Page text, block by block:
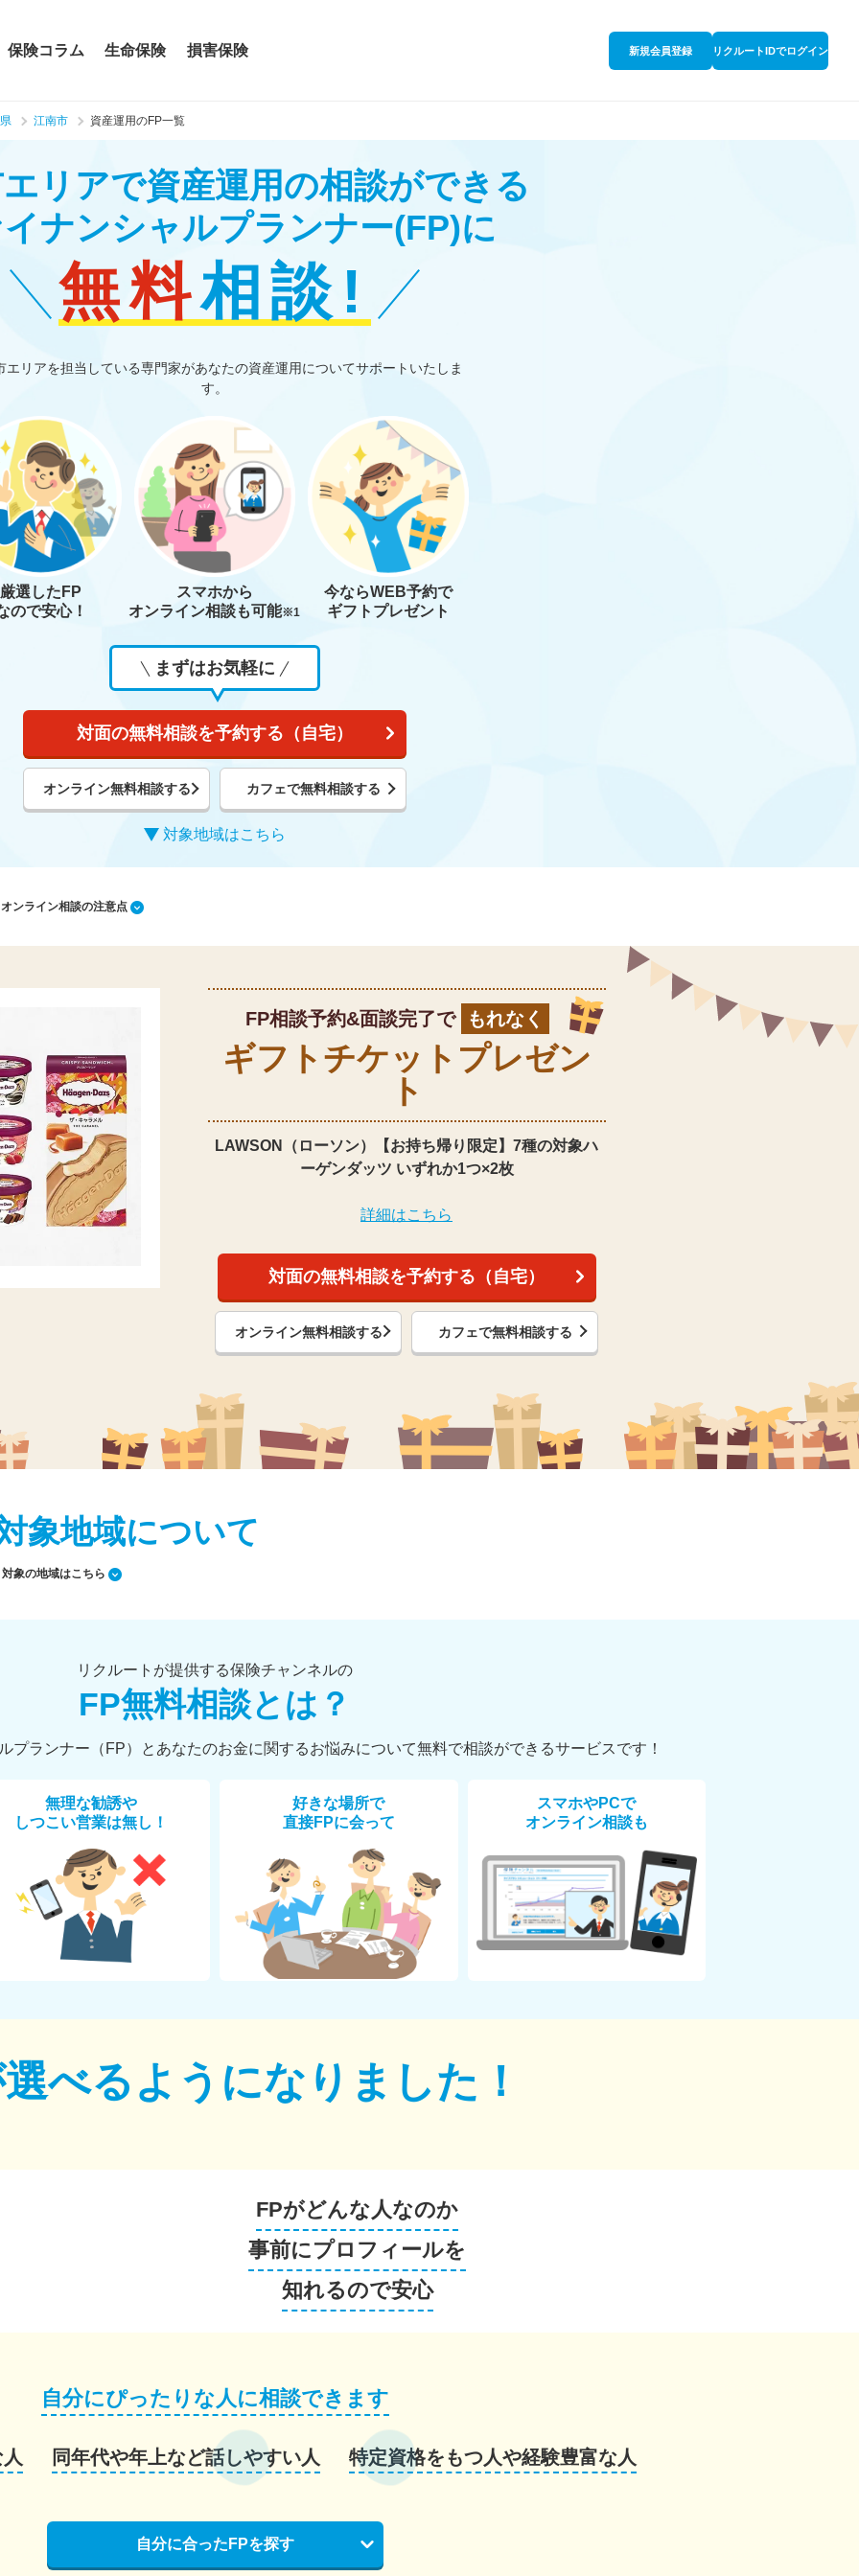
保険コラム 生命保険 損害保険 新規会員登録 リクルートIDでログイン
江南市 資産運用のFP一覧
リアで資産運用の相談ができる
ナンシャルプランナー(FP)に
無料相談!
エリアを担当している専門家があなたの資産運用についてサポートいたしま
す。
厳選したFP
ので安心！
スマホから
オンライン相談も可能※1
今ならWEB予約で
ギフトプレゼント
まずはお気軽に
対面の無料相談を予約する（自宅）
オンライン無料相談する カフェで無料相談する
対象地域はこちら
ンライン相談の注意点
FP相談予約&面談完了で もれなく
ギフトチケット プレゼン
ト
LAWSON（ローソン）【お持ち帰り限定】 7種の対象ハ
ーゲンダッツ いずれか1つ×2枚
詳細はこちら
対面の無料相談を予約する（自宅）
オンライン無料相談する カフェで無料相談する
象地域について
対象の地域はこちら
リクルートが提供する保険チャンネルの
FP無料相談とは？
プランナー（FP）とあなたのお金に関するお悩みについて無料で相談ができるサービスです！
無理な勧誘や
しつこい営業は無し！
好きな場所で
直接FPに会って
スマホやPCで
オンライン相談も
べるようになりました！
FPがどんな人なのか
事前にプロフィールを
知れるので安心
自分にぴったりな人に相談できます
同年代や年上など話しやすい人 特定資格をもつ人や経験豊富な人
自分に合ったFPを探す